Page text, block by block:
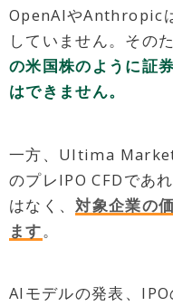
OpenAIやAnthropic
していません。その
の米国株のように証
はできません。
一方、Ultima
のプレIPO CFDであ
はなく、対象企業の
ます。
AIモデルの発表、